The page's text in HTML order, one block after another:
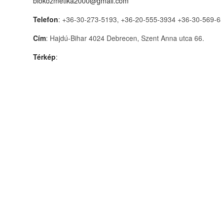
Telefon: +36-30-273-5193, +36-20-555-3934 +36-30-569-
Cím: Hajdú-Bihar 4024 Debrecen, Szent Anna utca 66.
Térkép: